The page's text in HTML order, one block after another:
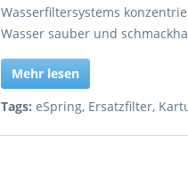
Wasserfiltersystems
Wasser sauber und
Mehr lesen
Tags: eSpring, Ersatzfilter,